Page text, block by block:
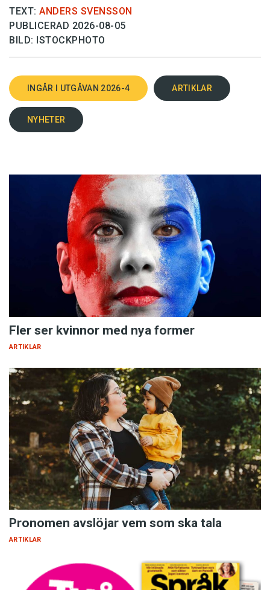
TEXT: ANDERS SVENSSON
PUBLICERAD 2026-08-05
BILD: ISTOCKPHOTO
INGÅR I UTGÅVAN 2026-4 ARTIKLAR
NYHETER
Fler ser kvinnor med nya former
ARTIKLAR
Pronomen avslöjar vem som ska tala
ARTIKLAR